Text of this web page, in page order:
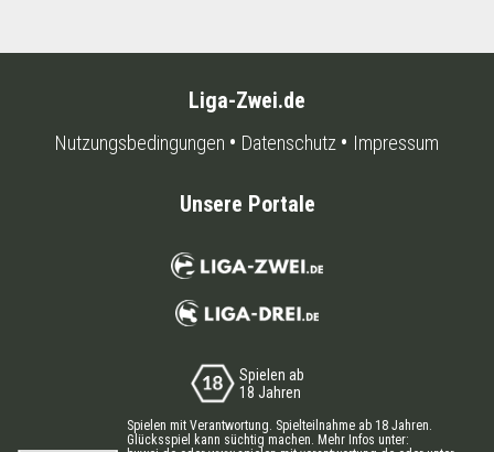
Liga-Zwei.de
Nutzungsbedingungen Datenschutz Impressum
Unsere Portale
Spielen ab
18 Jahren
Spielen mit Verantwortung. Spielteilnahme ab 18 Jahren.
Glücksspiel kann süchtig machen. Mehr Infos unter: